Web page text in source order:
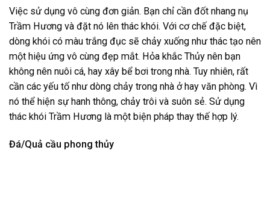
Việc sử dụng vô cùng đơn giản. Bạn chỉ cần đốt nhang nụ
Trầm Hương và đặt nó lên thác khói. Với cơ chế đặc biệt,
dòng khói có màu trắng đục sẽ chảy xuống như thác tạo nên
một hiệu ứng vô cùng đẹp mắt. Hỏa khắc Thủy nên bạn
không nên nuôi cá, hay xây bể bơi trong nhà. Tuy nhiên, rất
cần các yếu tố như dòng chảy trong nhà ở hay văn phòng. Vì
nó thể hiện sự hanh thông, chảy trôi và suôn sẻ. Sử dụng
thác khói Trầm Hương là một biện pháp thay thế hợp lý.
Đá/Quả cầu phong thủy